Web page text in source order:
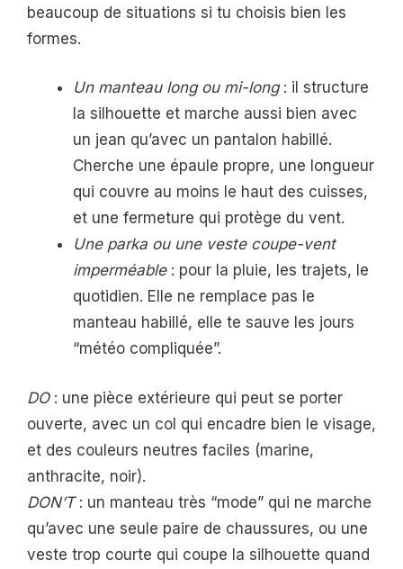
beaucoup de situations si tu choisis bien les
formes.
Un manteau long ou mi-long: il structure
la silhouette et marche aussi bien avec
un jean qu’avec un pantalon habillé.
Cherche une épaule propre, une longueur
qui couvre au moins le haut des cuisses,
et une fermeture qui protège du vent.
Une parka ou une veste coupe-vent
imperméable: pour la pluie, les trajets, le
quotidien. Elle ne remplace pas le
manteau habillé, elle te sauve les jours
“météo compliquée”.
DO: une pièce extérieure qui peut se porter
ouverte, avec un col qui encadre bien le visage,
et des couleurs neutres faciles (marine,
anthracite, noir).
DON’T: un manteau très “mode” qui ne marche
qu’avec une seule paire de chaussures, ou une
veste trop courte qui coupe la silhouette quand